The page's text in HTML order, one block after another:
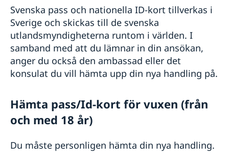
Reseinformation USA
Aktuella händelser
Allmänna säkerhetsläget
Råd till resenärer
In- och utresebestämmelser
Terrorism, kriminalitet och personlig säkerhet
Naturförhållanden och katastrofer
Lokala lagar och sedvänjor
Trafiksäkerhet
Avgifter
Svenska pass och nationella ID-kort tillverkas i
Sverige och skickas till de svenska
utlandsmyndigheterna runtom i världen. I
samband med att du lämnar in din ansökan,
anger du också den ambassad eller det
konsulat du vill hämta upp din nya handling på.
Hämta pass/Id-kort för vuxen (från
och med 18 år)
Du måste personligen hämta din nya handling.